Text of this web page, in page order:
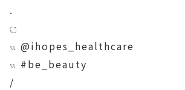
.
𓐎
𓏭 @ihopes_healthcare
𓏭 #be_beauty
/